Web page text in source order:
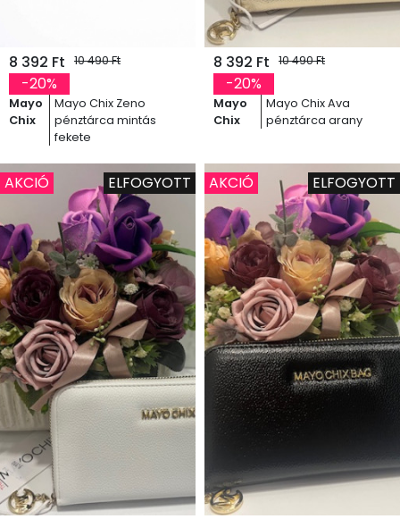
8 392 Ft 10 490 Ft
-20%
Mayo
Chix
Mayo Chix Zeno
pénztárca mintás
fekete
8 392 Ft 10 490 Ft
-20%
Mayo
Chix
Mayo Chix Ava
pénztárca arany
AKCIÓ ELFOGYOTT AKCIÓ ELFOGYOTT